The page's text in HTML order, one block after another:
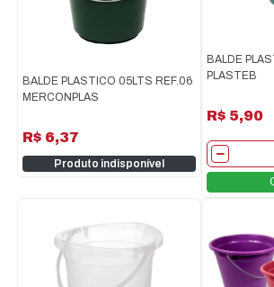
BALDE PLASTICO 05LTS REF.06
MERCONPLAS
R$ 6,37
Produto indisponível
BALDE
PLASTEB
R$ 5,90